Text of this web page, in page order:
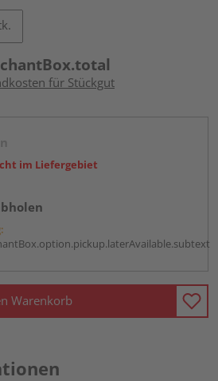
für Stückgut
im Liefergebiet
Warenkorb